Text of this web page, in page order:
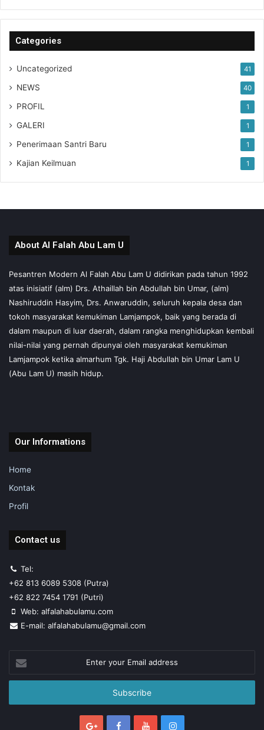
Categories
Uncategorized 41
NEWS 40
PROFIL 1
GALERI 1
Penerimaan Santri Baru 1
Kajian Keilmuan 1
About Al Falah Abu Lam U
Pesantren Modern Al Falah Abu Lam U didirikan pada tahun 1992
atas inisiatif (alm) Drs. Athaillah bin Abdullah bin Umar, (alm)
Nashiruddin Hasyim, Drs. Anwaruddin, seluruh kepala desa dan
tokoh masyarakat kemukiman Lamjampok, baik yang berada di
dalam maupun di luar daerah, dalam rangka menghidupkan kembali
nilai-nilai yang pernah dipunyai oleh masyarakat kemukiman
Lamjampok ketika almarhum Tgk. Haji Abdullah bin Umar Lam U
(Abu Lam U) masih hidup.
Our Informations
Home
Kontak
Profil
Contact us
Tel:
+62 813 6089 5308 (Putra)
+62 822 7454 1791 (Putri)
Web: alfalahabulamu.com
E-mail: alfalahabulamu@gmail.com
your
Email